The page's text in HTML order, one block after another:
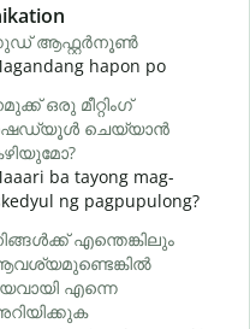
ആഫ്റ്റർനൂൺ
hapon po
ഒരു മീറ്റിംഗ്
ചെയ്യാൻ
ba tayong mag-
ng pagpupulong?
എന്തെങ്കിലും
എന്നെ